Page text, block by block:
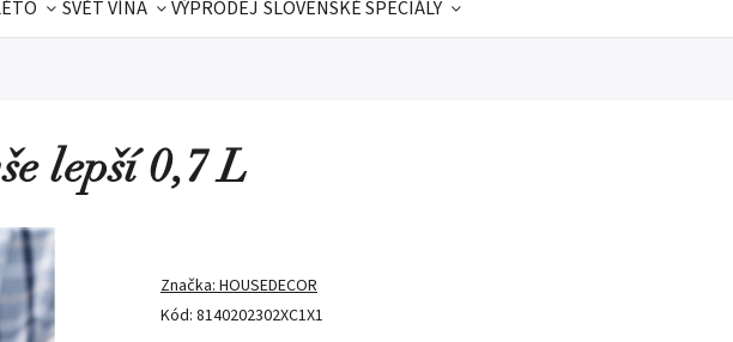
SVĚT VÍNA VÝPRODEJ SLOVENSKÉ SPECIÁLY
lepší 0,7 L
Kód: 8140202302XC1X1
Značka:HOUSEDECOR